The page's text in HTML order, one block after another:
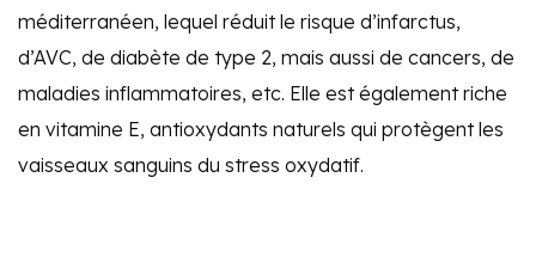
méditerranéen, lequel réduit le risque d’infarctus,
d’AVC, de diabète de type 2, mais aussi de cancers, de
maladies inflammatoires, etc. Elle est également riche
en vitamine E, antioxydants naturels qui protègent les
vaisseaux sanguins du stress oxydatif.